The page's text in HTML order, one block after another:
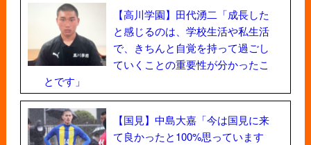
【高川学園】田代湧二「成長した
と感じるのは、学校生活や私生活
で、きちんと自覚を持って過ごし
ていくことの重要性が分かったこ
とです」
【国見】中島大嘉「今は国見に来
て良かったと100%思っています